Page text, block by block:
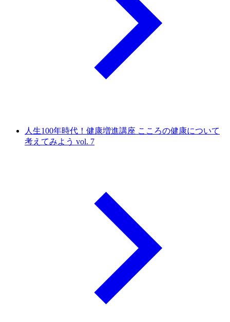
人生100年時代！健康増進講座 こころの健康について
考えてみよう vol. 7